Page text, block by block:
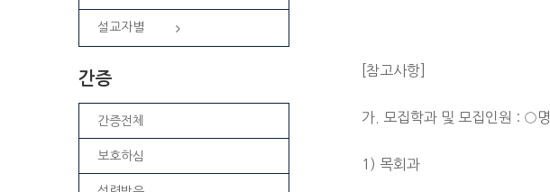
[참고사항]
가. 모집학과 및 모집인원 : ○명
1) 목회과
설교자별
간증
간증전체
보호하심